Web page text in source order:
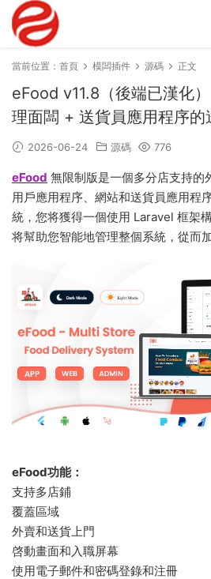
當前位置： 首頁 模闆插件 源碼 正文
eFood v11.8（後端已漢化
理面闆 + 送貨員應用程序的
2026-06-24 源碼 776
eFood 無限制版是一個多分店支持的
用戶應用程序、網站和送貨員應用程
統，您将獲得一個使用 Laravel 框架
将幫助您智能地管理整個系統，從而
eFood功能：
支持多店鋪
覆蓋區域
外賣和送貨上門
啓動畫面和入職屏幕
使用電子郵件和密碼登錄和注冊